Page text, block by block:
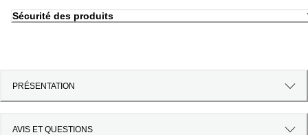
Sécurité des produits
PRÉSENTATION
AVIS ET QUESTIONS